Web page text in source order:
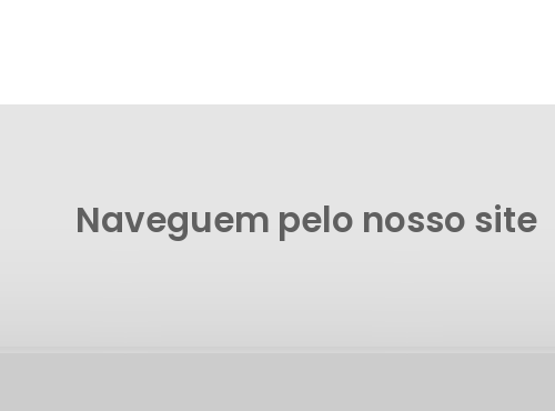
Naveguem pelo nosso site